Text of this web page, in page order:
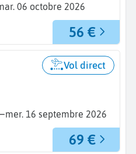
06 octobre 2026
56 €
mer. 16 septembre 2026
Vol direct
69 €